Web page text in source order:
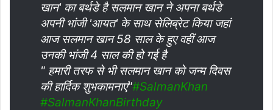
खान' का बर्थडे है सलमान खान ने अपना बर्थडे
अपनी भांजी 'आयत' के साथ सेलिब्रेट किया जहां
आज सलमान खान 58 साल के हुए वहीं आज
उनकी भांजी 4 साल की हो गई है
" हमारी तरफ से भी सलमान खान को जन्म दिवस
की हार्दिक शुभकामनाएं"#SalmanKhan
#SalmanKhanBirthday